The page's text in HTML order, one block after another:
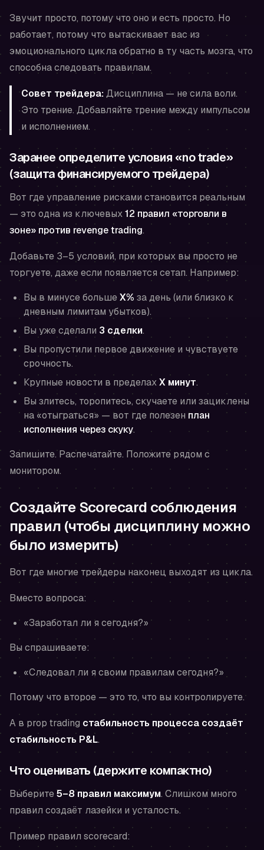
Звучит просто, потому что оно и есть просто. Но
работает, потому что вытаскивает вас из
эмоционального цикла обратно в ту часть мозга, что
способна следовать правилам.
Совет трейдера:Дисциплина — не сила воли.
Это трение. Добавляйте трение между импульсом
и исполнением.
Заранее определите условия «no trade»
(защита финансируемого трейдера)
Вот где управление рисками становится реальным
— это одна из ключевых12 правил «торговли в
зоне» против revenge trading.
Добавьте 3–5 условий, при которых вы просто не
торгуете, даже если появляется сетап. Например:
Вы в минусе большеX% за день (или близко к
дневным лимитам убытков).
Вы уже сделали 3 сделки.
Вы пропустили первое движение и чувствуете
срочность.
Крупные новости в пределахX минут.
Вы злитесь, торопитесь, скучаете или зациклены
на «отыграться» — вот где полезен план
исполнения через скуку.
Запишите. Распечатайте. Положите рядом с
монитором.
Создайте Scorecard соблюдения
правил (чтобы дисциплину можно
было измерить)
Вот где многие трейдеры наконец выходят из цикла.
Вместо вопроса:
«Заработал ли я сегодня?»
Вы спрашиваете:
«Следовал ли я своим правилам сегодня?»
Потому что второе — это то, что вы контролируете.
А в prop trading стабильность процесса создаёт
стабильность P&L.
Что оценивать (держите компактно)
Выберите5–8 правил максимум. Слишком много
правил создаёт лазейки и усталость.
Пример правил scorecard: